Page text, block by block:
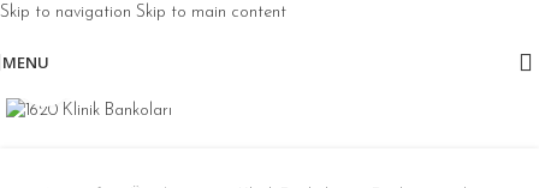
Skip to navigation Skip to main content
MENU